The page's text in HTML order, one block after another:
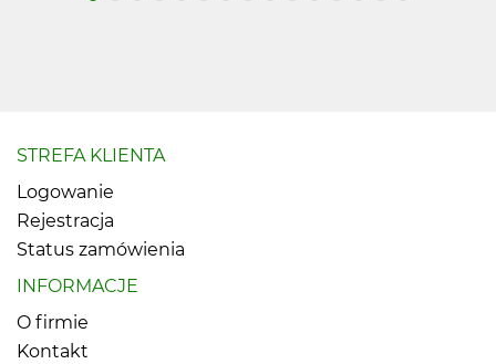
STREFA KLIENTA
Logowanie
Rejestracja
Status zamówienia
INFORMACJE
O firmie
Kontakt